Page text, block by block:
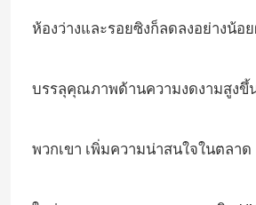
ลูกปัดแก้วกลวง
ฟองแก้วไมโคร
ไมโครสเฟียร์กลวง
ห้องว่างและรอยซิงก็ลดลงอย่างน้อ
บรรลุคุณภาพด้านความงดงามสูง
พวกเขา เพิ่มความน่าสนใจในตลาด